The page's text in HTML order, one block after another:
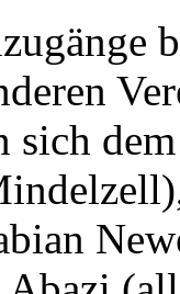
sich